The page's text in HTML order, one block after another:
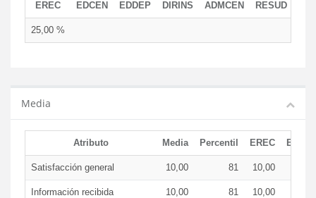
EREC EDCEN EDDEP DIRINS ADMCEN RESUD
25,00 %
Media
Atributo Media Percentil EREC
Satisfacción general 10,00 81 10,00
Información recibida 10,00 81 10,00